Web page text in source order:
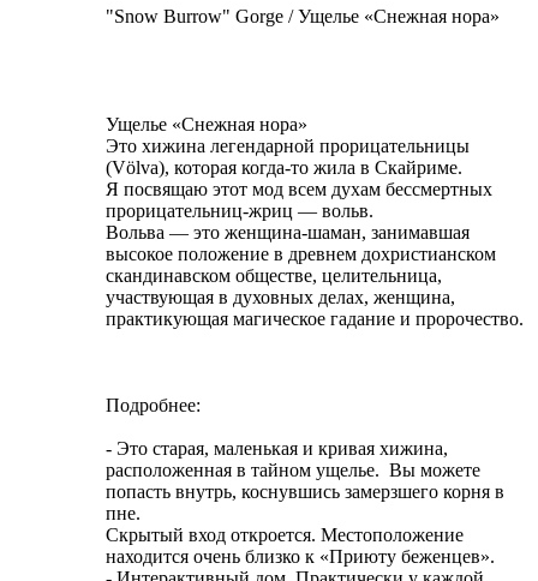
"Snow Burrow" Gorge / Ущелье «Снежная нора»
Ущелье «Снежная нора»
Это хижина легендарной прорицательницы
(Völva), которая когда-то жила в Скайриме.
Я посвящаю этот мод всем духам бессмертных
прорицательниц-жриц — вольв.
Вольва — это женщина-шаман, занимавшая
высокое положение в древнем дохристианском
скандинавском обществе, целительница,
участвующая в духовных делах, женщина,
практикующая магическое гадание и пророчество.
Подробнее:
- Это старая, маленькая и кривая хижина,
расположенная в тайном ущелье. Вы можете
попасть внутрь, коснувшись замерзшего корня в
пне.
Скрытый вход откроется. Местоположение
находится очень близко к «Приюту беженцев».